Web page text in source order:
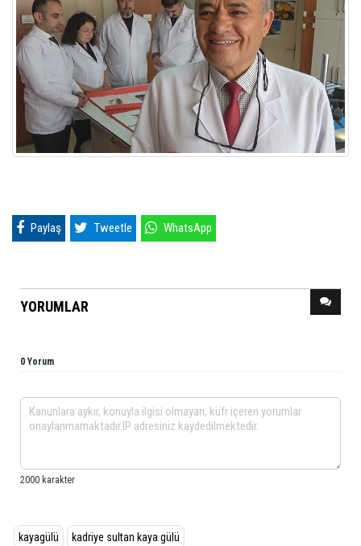
Paylaş Tweetle WhatsApp
YORUMLAR
0 Yorum
kayagülü kadriye sultan kaya gülü